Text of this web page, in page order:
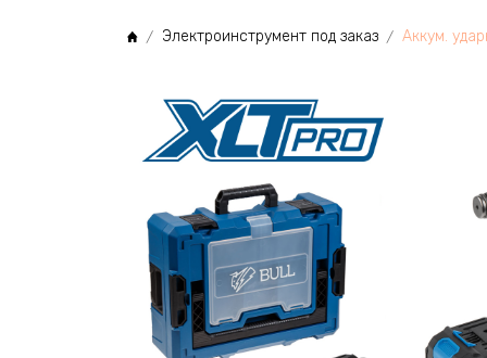
Электроинструмент под заказ